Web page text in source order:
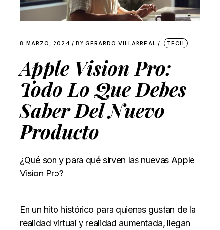
8 MARZO, 2024 BY GERARDO VILLARREAL TECH
Apple Vision Pro:
Todo Lo Que Debes
Saber Del Nuevo
Producto
¿Qué son y para qué sirven las nuevas Apple
Vision Pro?
En un hito histórico para quienes gustan de la
realidad virtual y realidad aumentada, llegan